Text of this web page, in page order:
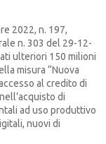
2022, n. 197,
n. 303 del 29-12-
ulteriori 150 milioni
misura “Nuova
al credito di
di
ad uso produttivo
nuovi di